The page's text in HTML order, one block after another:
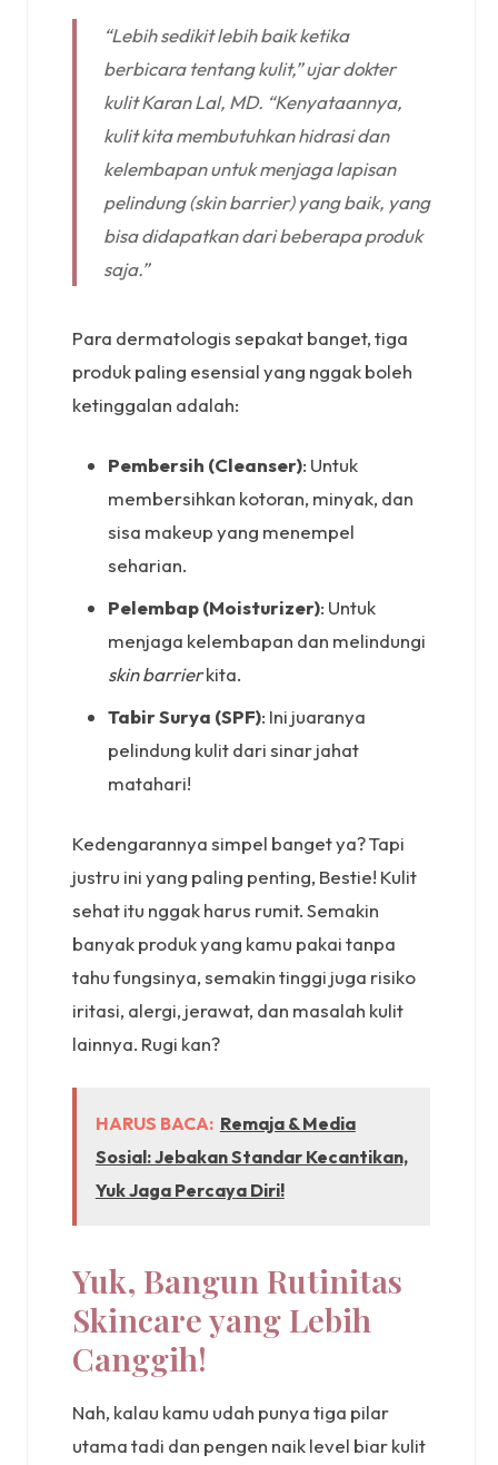
“Lebih sedikit lebih baik ketika
berbicara tentang kulit,” ujar dokter
kulit Karan Lal, MD. “Kenyataannya,
kulit kita membutuhkan hidrasi dan
kelembapan untuk menjaga lapisan
pelindung (skin barrier) yang baik, yang
bisa didapatkan dari beberapa produk
saja.”
Para dermatologis sepakat banget, tiga
produk paling esensial yang nggak boleh
ketinggalan adalah:
Pembersih (Cleanser): Untuk
membersihkan kotoran, minyak, dan
sisa makeup yang menempel
seharian.
Pelembap (Moisturizer): Untuk
menjaga kelembapan dan melindungi
skin barrierkita.
Tabir Surya (SPF): Ini juaranya
pelindung kulit dari sinar jahat
matahari!
Kedengarannya simpel banget ya? Tapi
justru ini yang paling penting, Bestie! Kulit
sehat itu nggak harus rumit. Semakin
banyak produk yang kamu pakai tanpa
tahu fungsinya, semakin tinggi juga risiko
iritasi, alergi, jerawat, dan masalah kulit
lainnya. Rugi kan?
HARUS BACA: Remaja & Media
Sosial: Jebakan Standar Kecantikan,
Yuk Jaga Percaya Diri!
Yuk, Bangun Rutinitas
Skincare yang Lebih
Canggih!
Nah, kalau kamu udah punya tiga pilar
utama tadi dan pengen naik level biar kulit